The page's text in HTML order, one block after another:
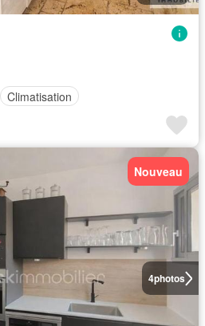
Climatisation
4photos
Nouveau